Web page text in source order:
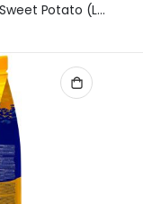
Fish4Dogs Finest Senior Salmon & Sweet Potato (Large Bites) 1,5Kg